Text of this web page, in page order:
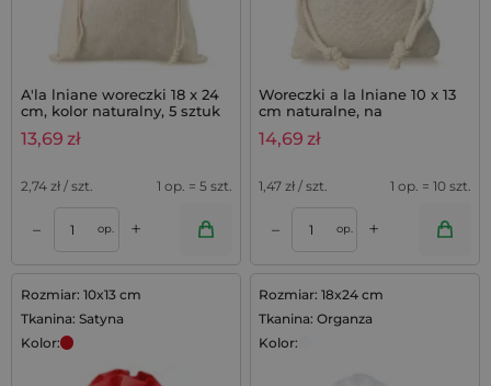
A'la lniane woreczki 18 x 24
cm, kolor naturalny, 5 sztuk
13,69 zł
2,74 zł / szt. 1 op. = 5 szt.
– op. +
Woreczki a la lniane 10 x 13
cm naturalne, na
podziękowania z lawendą -
10 szt.
14,69 zł
1,47 zł / szt. 1 op. = 10 szt.
– op. +
Rozmiar: 10x13 cm
Tkanina: Satyna
Kolor:
Rozmiar: 18x24 cm
Tkanina: Organza
Kolor: